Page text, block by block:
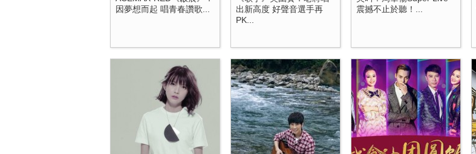
因夢想而起 唱青春讚歌...
出新高度 好聲音選手再
PK...
震撼不止於聽！...